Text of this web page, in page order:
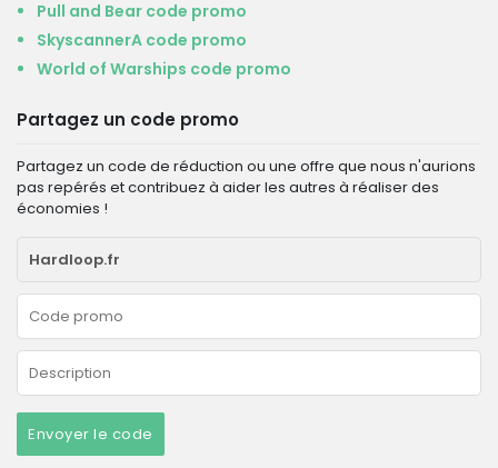
Pull and Bear code promo
SkyscannerA code promo
World of Warships code promo
Partagez un code promo
Partagez un code de réduction ou une offre que nous n'aurions
pas repérés et contribuez à aider les autres à réaliser des
économies !
Envoyer le code